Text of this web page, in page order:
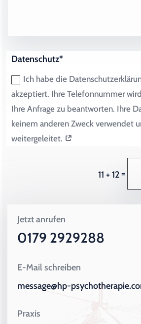
Datenschutz*
Ich habe die
akzeptiert. Ihre Telefonnummer
Ihre Anfrage zu beantworten. Ihre
keinem anderen Zweck verwendet
weitergeleitet.
11 + 12 =
Jetzt anrufen
0179 2929288
E-Mail schreiben
message@hp-
Praxis